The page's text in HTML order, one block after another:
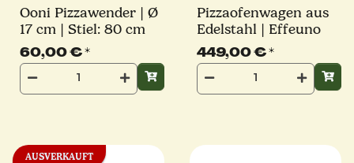
Ooni Pizzawender | Ø
17 cm | Stiel: 80 cm
60,00 €*
Pizzaofenwagen aus
Edelstahl | Effeuno
449,00 €*
AUSVERKAUFT